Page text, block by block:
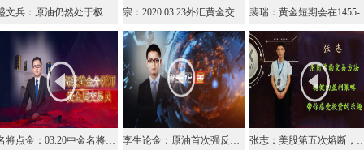
盛文兵：原油仍然处于极弱中，反弹仍需逢高空 宗：2020.03.23外汇黄金交易解盘 裴瑞：黄
名将点金：03.20中金名将在线视频直播黄金外汇原油 李生论金：原油首次强反弹，黄金略有筑底迹象 张志：美股第五次熔断